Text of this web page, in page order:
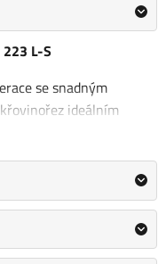
L-S
se snadným
ideálním
začátečníkovi, tak
rukojeť typu
hmotnost pouhých 5 kg
při sečení